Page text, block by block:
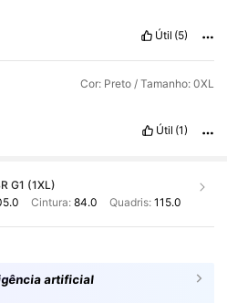
Útil (5)
Cor: Preto / Tamanho: 0XL
Útil (1)
G1 (1XL)
Cintura: 84.0 Quadris: 115.0
artificial